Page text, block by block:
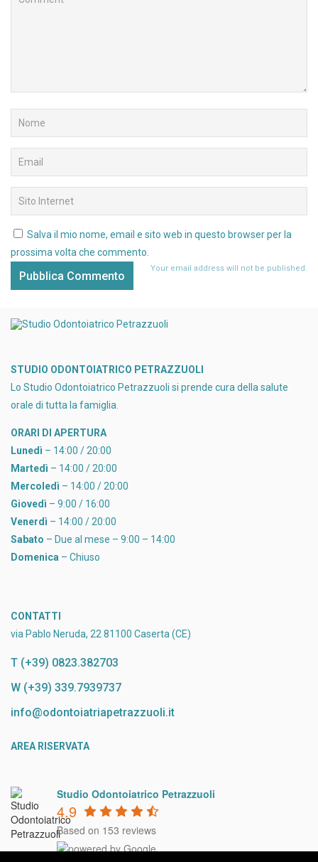
Salva il mio nome, email e sito web in questo browser per la
prossima volta che commento.
Your email address will not be published.
STUDIO ODONTOIATRICO PETRAZZUOLI
Lo Studio Odontoiatrico Petrazzuoli si prende cura della salute
orale di tutta la famiglia.
ORARI DI APERTURA
Lunedì – 14:00 / 20:00
Martedì – 14:00 / 20:00
Mercoledì – 14:00 / 20:00
Giovedì – 9:00 / 16:00
Venerdì – 14:00 / 20:00
Sabato – Due al mese – 9:00 – 14:00
Domenica – Chiuso
CONTATTI
via Pablo Neruda, 22 81100 Caserta (CE)
T (+39) 0823.382703
W (+39) 339.7939737
info@odontoiatriapetrazzuoli.it
AREA RISERVATA
Studio Odontoiatrico Petrazzuoli
4.9
Based on 153 reviews